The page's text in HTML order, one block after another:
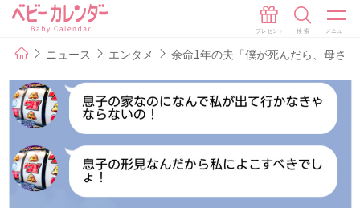
ニュース エンタメ 余命1年の夫「僕が死んだら、母さ